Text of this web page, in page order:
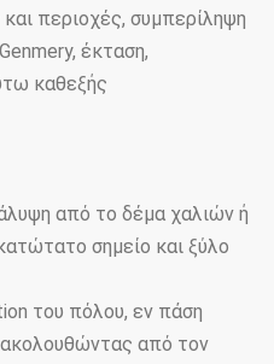
περιοχές, συμπερίληψη
έκταση,
καθεξής
από το δέμα χαλιών ή
σημείο και ξύλο
του πόλου, εν πάση
από τον